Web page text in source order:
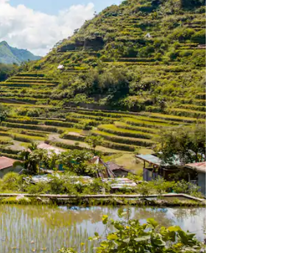
omhoog en omlaag, óf door te tikken of swipen.